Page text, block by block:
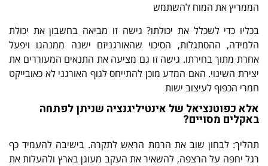
הממריץ את המוח להשתמש
בכליו כדי לשכלל את יכולתו? גישה זו מביאה בחשבון את יכולת
הלמידה, ההסתגלות, הסיכוי שהאורגניזם ישנה ממנהגו ויפעל
אחרת מתוך בחירתו. גישה זו גם מציעה את התנאים המעוררים את
יצירת השינוי. האם המדע מוכן להתייחס לגוף האורגני לא כאובייקט
חמרי הכפוף לעיצוב ישות
אלא כפוטנציאל של אינטיליגנציה שניתן לפתחה
באקלים מסויים?
תהליך: לבחון שוב את הרמת הראש לתקרה. בישיבה להעמיד כף
רגל יחפה על הרצפה, להשאיר את העקב מעוגן בארץ ולהעלות את